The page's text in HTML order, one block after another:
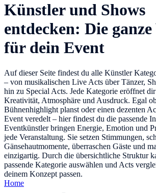
Künstler und Shows
entdecken: Die
für dein Event
Auf dieser Seite findest du alle Künstler
– von musikalischen Live Acts über Tänzer,
hin zu Special Acts. Jede Kategorie eröffnet
Kreativität, Atmosphäre und Ausdruck. Egal
Bühnenhighlight planst oder einen dezenten
Event veredelt – hier findest du die passende
Eventkünstler bringen Energie, Emotion und
jede Veranstaltung. Sie setzen Stimmungen,
Gänsehautmomente, überraschen Gäste und
einzigartig. Durch die übersichtliche Struktur
passende Kategorie auswählen und Acts
deinem Konzept passen.
Home